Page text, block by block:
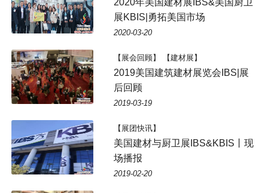
展KBIS|勇拓美国市场
2020-03-20
【展会回顾】 【建材展】
2019美国建筑建材展览会IBS|展
后回顾
2019-03-19
【展团快讯】
美国建材与厨卫展IBS&KBIS丨现
场播报
2019-02-20